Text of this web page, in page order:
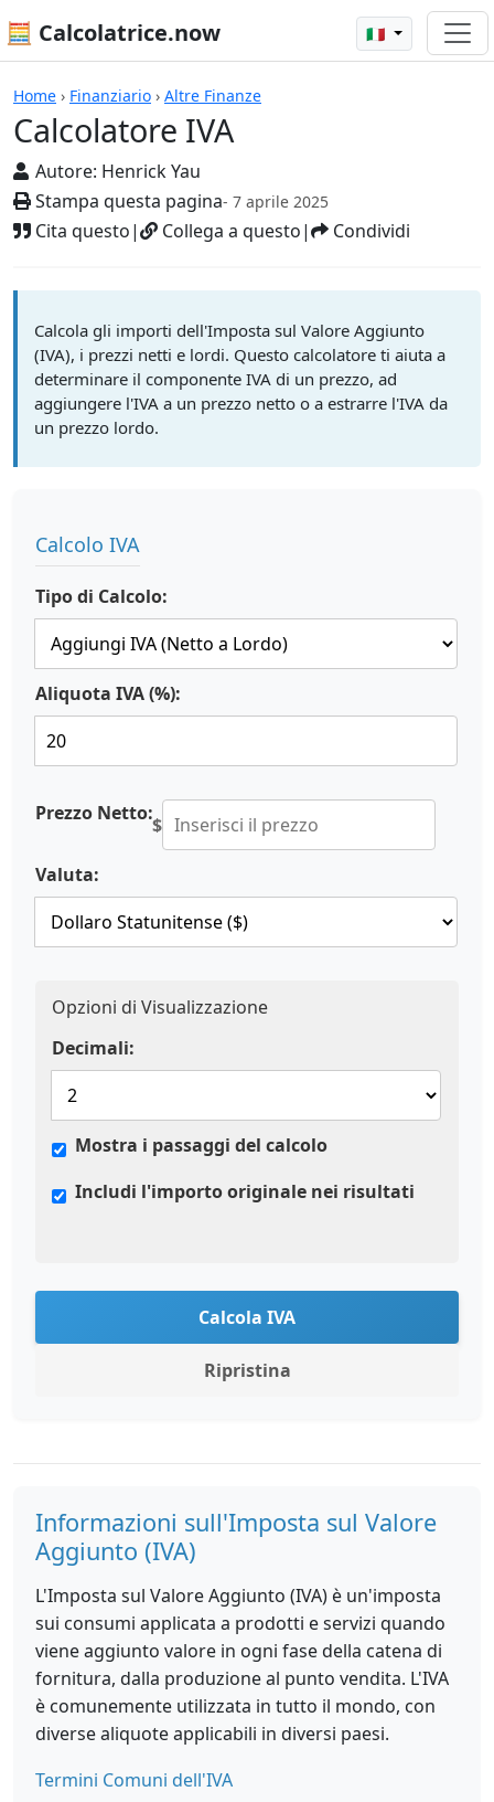
🧮 Calcolatrice.now 🇮🇹
Home › Finanziario › Altre Finanze
Calcolatore IVA
Autore: Henrick Yau
Stampa questa pagina- 7 aprile 2025
Cita questo| Collega a questo| Condividi
Calcolatrici
Calcola gli importi dell'Imposta sul Valore Aggiunto
(IVA), i prezzi netti e lordi. Questo calcolatore ti aiuta a
determinare il componente IVA di un prezzo, ad
aggiungere l'IVA a un prezzo netto o a estrarre l'IVA da
un prezzo lordo.
Calcolo IVA
Tipo di Calcolo:
Aliquota IVA (%):
Prezzo Netto:$
Valuta:
Opzioni di Visualizzazione
Decimali:
Mostra i passaggi del calcolo
Includi l'importo originale nei risultati
Calcola IVA
Ripristina
Informazioni sull'Imposta sul Valore
Aggiunto (IVA)
L'Imposta sul Valore Aggiunto (IVA) è un'imposta
sui consumi applicata a prodotti e servizi quando
viene aggiunto valore in ogni fase della catena di
fornitura, dalla produzione al punto vendita. L'IVA
è comunemente utilizzata in tutto il mondo, con
diverse aliquote applicabili in diversi paesi.
Termini Comuni dell'IVA